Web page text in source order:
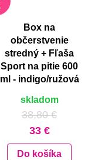
Box na
občerstvenie
stredný + Fľaša
Sport na pitie 600
ml - indigo/ružová
skladom
38,80 €
33 €
Do košíka